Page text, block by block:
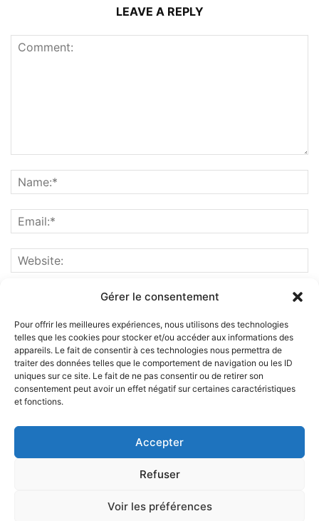
Gérer le consentement
Pour offrir les meilleures expériences, nous utilisons des technologies
telles que les cookies pour stocker et/ou accéder aux informations des
appareils. Le fait de consentir à ces technologies nous permettra de
traiter des données telles que le comportement de navigation ou les ID
uniques sur ce site. Le fait de ne pas consentir ou de retirer son
consentement peut avoir un effet négatif sur certaines caractéristiques
et fonctions.
Accepter
Refuser
Voir les préférences
LEAVE A REPLY
ABOUT US
FOLLOW US